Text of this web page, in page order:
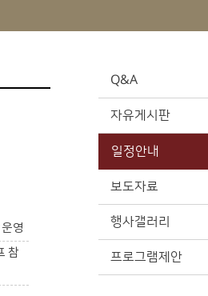
Q&A
자유게시판
일정안내
보도자료
행사갤러리
프로그램제안
영
참